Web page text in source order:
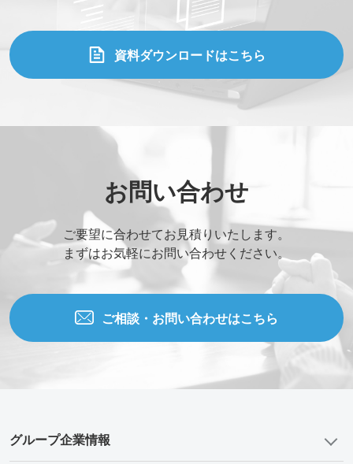
資料ダウンロードはこちら
お問い合わせ
ご要望に合わせてお見積りいたします。
まずはお気軽にお問い合わせください。
ご相談・お問い合わせはこちら
グループ企業情報